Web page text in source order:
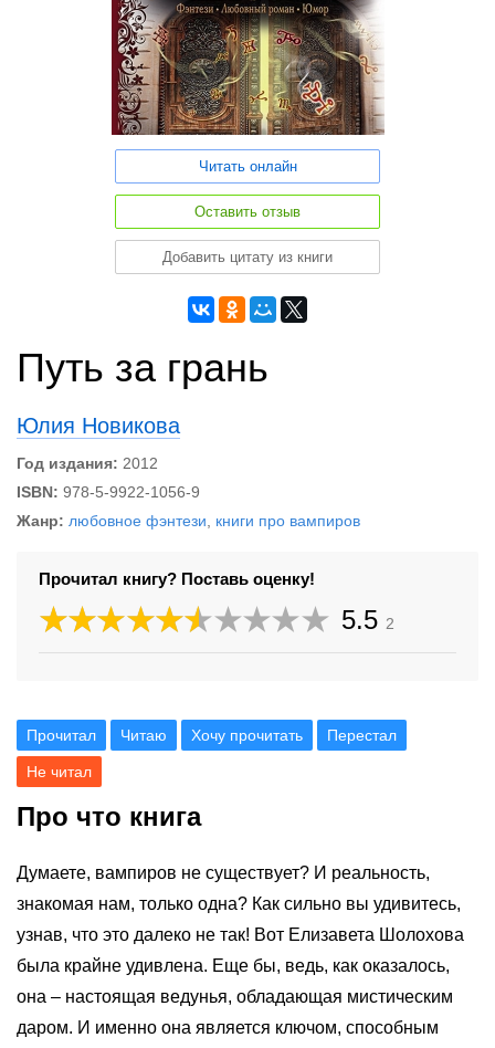
Читать онлайн
Оставить отзыв
Добавить цитату из книги
Путь за грань
Юлия Новикова
Год издания: 2012
ISBN: 978-5-9922-1056-9
Жанр: любовное фэнтези книги про вампиров
Прочитал книгу? Поставь оценку!
5.5 2
Прочитал Читаю Хочу прочитать Перестал
Не читал
Про что книга
Думаете, вампиров не существует? И реальность,
знакомая нам, только одна? Как сильно вы удивитесь,
узнав, что это далеко не так! Вот Елизавета Шолохова
была крайне удивлена. Еще бы, ведь, как оказалось,
она – настоящая ведунья, обладающая мистическим
даром. И именно она является ключом, способным